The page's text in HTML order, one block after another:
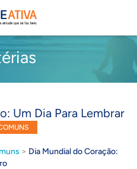
Um Dia Para Lembrar
> Dia Mundial do Coração: